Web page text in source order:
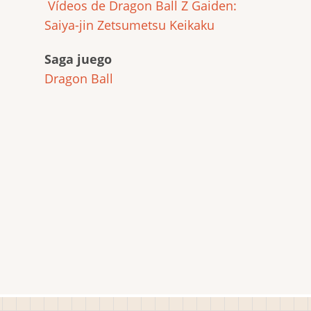
Vídeos de Dragon Ball Z Gaiden:
Saiya-jin Zetsumetsu Keikaku
Saga juego
Dragon Ball